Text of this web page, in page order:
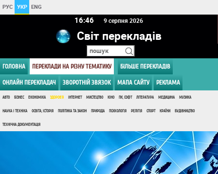
РУС УКР ENG
16 46 9 серпня 2026
Світ перекладів
ГОЛОВНА ПЕРЕКЛАДИ НА РІЗНУ ТЕМАТИКУ БІЛЬШЕ ПЕРЕКЛАДІВ
ОНЛАЙН ПЕРЕКЛАДАЧ ЗВОРОТНІЙ ЗВЯЗОК МАПА САЙТУ РЕКЛАМА
АВТО БІЗНЕС ЕКОНОМІКА ЗДОРОВ'Я ІНТЕРНЕТ МИСТЕЦТВО КІНО ПК, СОФТ ЛІТЕРАТУРА МЕДИЦИНА МУЗИКА
НАУКА І ТЕХНІКА ОСВІТА, ІСТОРІЯ ПОЛІТИКА ТА ЗАКОН ПРИРОДА ПСИХОЛОГІЯ РЕЛІГІЯ СПОРТ КРАЇНИ БУДІВНИЦТВО
ТЕХНІЧНА ДОКУМЕНТАЦІЯ